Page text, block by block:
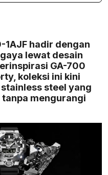
1AJF hadir dengan
lewat desain
GA-700
koleksi ini kini
steel yang
mengurangi